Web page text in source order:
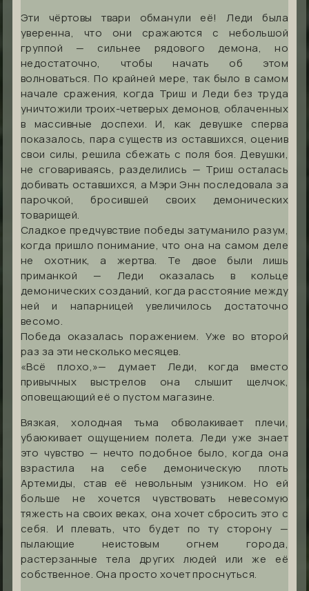
Эти чёртовы твари обманули её! Леди была
уверенна, что они сражаются с небольшой
группой — сильнее рядового демона, но
недостаточно, чтобы начать об этом
волноваться. По крайней мере, так было в самом
начале сражения, когда Триш и Леди без труда
уничтожили троих-четверых демонов, облаченных
в массивные доспехи. И, как девушке сперва
показалось, пара существ из оставшихся, оценив
свои силы, решила сбежать с поля боя. Девушки,
не сговариваясь, разделились — Триш осталась
добивать оставшихся, а Мэри Энн последовала за
парочкой, бросившей своих демонических
товарищей.
Сладкое предчувствие победы затуманило разум,
когда пришло понимание, что она на самом деле
не охотник, а жертва. Те двое были лишь
приманкой — Леди оказалась в кольце
демонических созданий, когда расстояние между
ней и напарницей увеличилось достаточно
весомо.
Победа оказалась поражением. Уже во второй
раз за эти несколько месяцев.
«Всё плохо,»— думает Леди, когда вместо
привычных выстрелов она слышит щелчок,
оповещающий её о пустом магазине.
Вязкая, холодная тьма обволакивает плечи,
убаюкивает ощущением полета. Леди уже знает
это чувство — нечто подобное было, когда она
взрастила на себе демоническую плоть
Артемиды, став её невольным узником. Но ей
больше не хочется чувствовать невесомую
тяжесть на своих веках, она хочет сбросить это с
себя. И плевать, что будет по ту сторону —
пылающие неистовым огнем города,
растерзанные тела других людей или же её
собственное. Она просто хочет проснуться.